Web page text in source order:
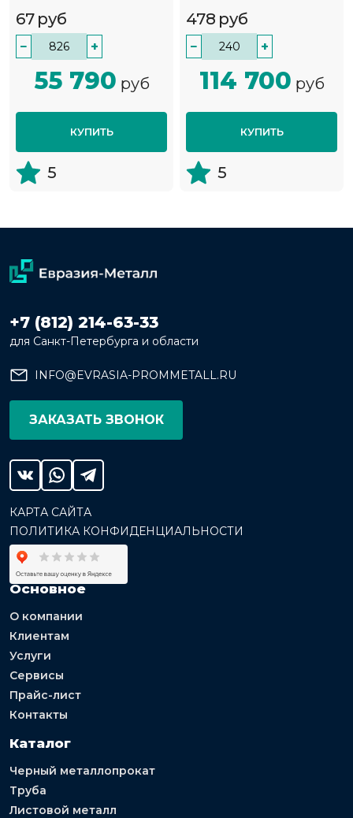
67 руб
− +
55 790 руб
КУПИТЬ
5
478 руб
− +
114 700 руб
КУПИТЬ
5
+7 (812) 214-63-33
для Санкт-Петербурга и области
INFO@EVRASIA-PROMMETALL.RU
ЗАКАЗАТЬ ЗВОНОК
КАРТА САЙТА
ПОЛИТИКА КОНФИДЕНЦИАЛЬНОСТИ
Основное
О компании
Клиентам
Услуги
Сервисы
Прайс-лист
Контакты
Каталог
Черный металлопрокат
Труба
Листовой металл